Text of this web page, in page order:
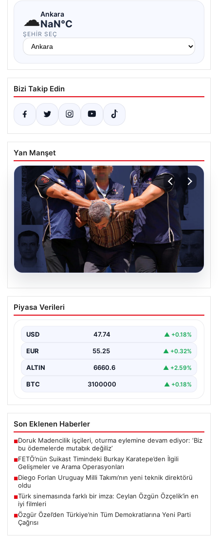
☁Ankara
NaN°C
ŞEHIR SEÇ
Bizi Takip Edin
Yan Manşet
07.08.2026
FETÖ’nün Suikast Timindeki Burkay
Karatepe’den İlgili Gelişmeler ve Arama
15 Temmuz darbe girişimi sırasında Cumhurbaşkanı
planında yer…
Piyasa Verileri
USD 47.74 ▲ +0.18%
EUR 55.25 ▲ +0.32%
ALTIN 6660.6 ▲ +2.59%
BTC 3100000 ▲ +0.18%
Son Eklenen Haberler
■Doruk Madencilik işçileri, oturma eylemine devam ediyor: ‘Biz
bu ödemelerde mutabık değiliz’
■FETÖ’nün Suikast Timindeki Burkay Karatepe’den İlgili
Gelişmeler ve Arama Operasyonları
■Diego Forlan Uruguay Milli Takımı’nın yeni teknik direktörü
oldu
■Türk sinemasında farklı bir imza: Ceylan Özgün Özçelik’in en
iyi filmleri
■Özgür Özel’den Türkiye’nin Tüm Demokratlarına Yeni Parti
Çağrısı